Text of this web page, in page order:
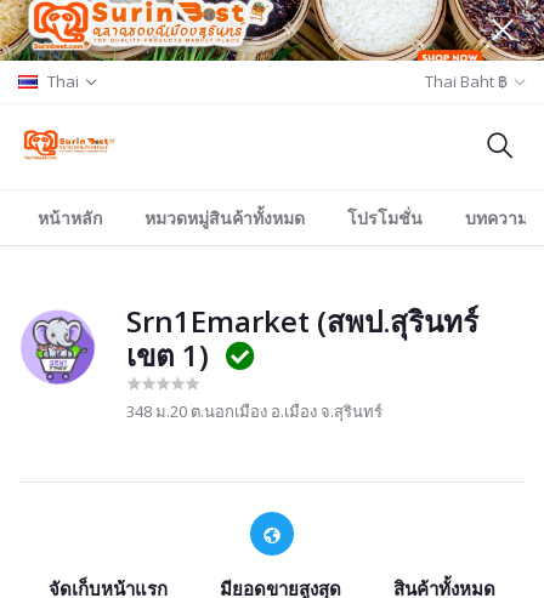
Thai Thai Baht ฿
หน้าหลัก หมวดหมู่สินค้าทั้งหมด โปรโมชั่น บทความ/
Srn1Emarket (สพป.สุรินทร์
เขต 1)
348 ม.20 ต.นอกเมือง อ.เมือง จ.สุรินทร์
จัดเก็บหน้าแรก มียอดขายสูงสุด สินค้าทั้งหมด